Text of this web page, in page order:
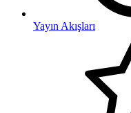
Yayın Akışları